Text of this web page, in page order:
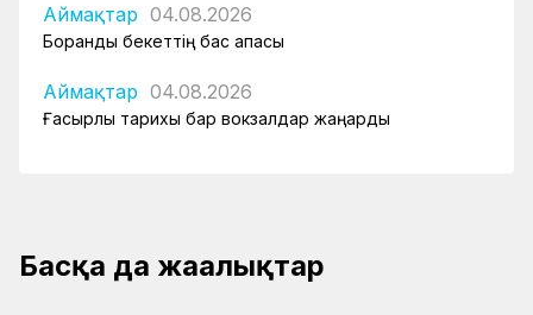
Аймақтар 04.08.2026
Боранды бекеттің бас қақпасы
Аймақтар 04.08.2026
Ғасырлық тарихы бар вокзалдар жаңарды
Басқа да жаңалықтар